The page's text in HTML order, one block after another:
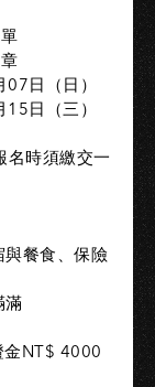
日（日）​
日（三）
名時須繳交一
餐食、保險
滿​
金NT$ 4000